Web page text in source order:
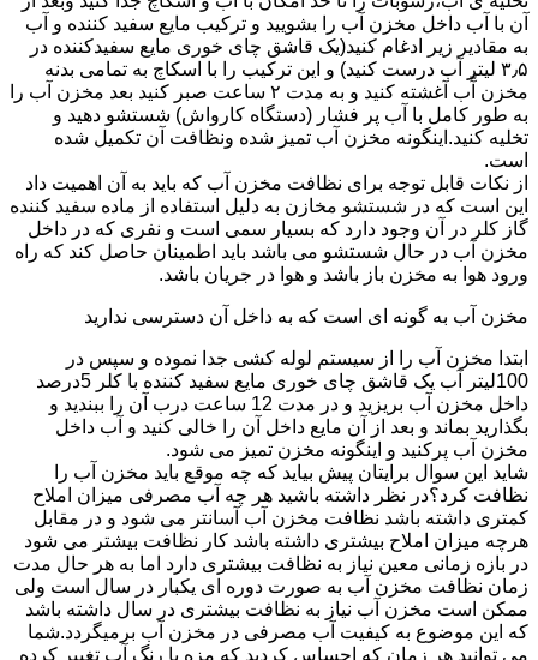
آن با آب داخل مخزن آب را بشویید و ترکیب مایع سفید کننده و آب
به مقادیر زیر ادغام کنید(یک قاشق چای خوری مایع سفیدکننده در
۳٫۵ لیتر آب درست کنید) و این ترکیب را با اسکاچ به تمامی بدنه
مخزن آّب آغشته کنید و به مدت ۲ ساعت صبر کنید بعد مخزن آب را
به طور کامل با آب پر فشار (دستگاه کارواش) شستشو دهید و
تخلیه کنید.اینگونه مخزن آب تمیز شده ونظافت آن تکمیل شده
است.
از نکات قابل توجه برای نظافت مخزن آب که باید به آن اهمیت داد
این است که در شستشو مخازن به دلیل استفاده از ماده سفید کننده
گاز کلر در آن وجود دارد که بسیار سمی است و نفری که در داخل
مخزن آب در حال شستشو می باشد باید اطمینان حاصل کند که راه
ورود هوا به مخزن باز باشد و هوا در جریان باشد.
مخزن آب به گونه ای است که به داخل آن دسترسی ندارید
ابتدا مخزن آب را از سیستم لوله کشی جدا نموده و سپس در
100لیتر آب یک قاشق چای خوری مایع سفید کننده با کلر 5درصد
داخل مخزن آب بریزید و در مدت 12 ساعت درب آن را ببندید و
بگذارید بماند و بعد از آن مایع داخل آن را خالی کنید و آب داخل
مخزن آب پرکنید و اینگونه مخزن تمیز می شود.
شاید این سوال برایتان پیش بیاید که چه موقع باید مخزن آب را
نظافت کرد؟در نظر داشته باشید هر چه آب مصرفی میزان املاح
کمتری داشته باشد نظافت مخزن آب آسانتر می شود و در مقابل
هرچه میزان املاح بیشتری داشته باشد کار نظافت بیشتر می شود
در بازه زمانی معین نیاز به نظافت بیشتری دارد اما به هر حال مدت
زمان نظافت مخزن آب به صورت دوره ای یکبار در سال است ولی
ممکن است مخزن آب نیاز به نظافت بیشتری در سال داشته باشد
که این موضوع به کیفیت آب مصرفی در مخزن آب برمیگردد.شما
می توانید هر زمان که احساس کردید که مزه یا رنگ آب تغییر کرده